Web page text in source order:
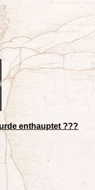
enthauptet ???